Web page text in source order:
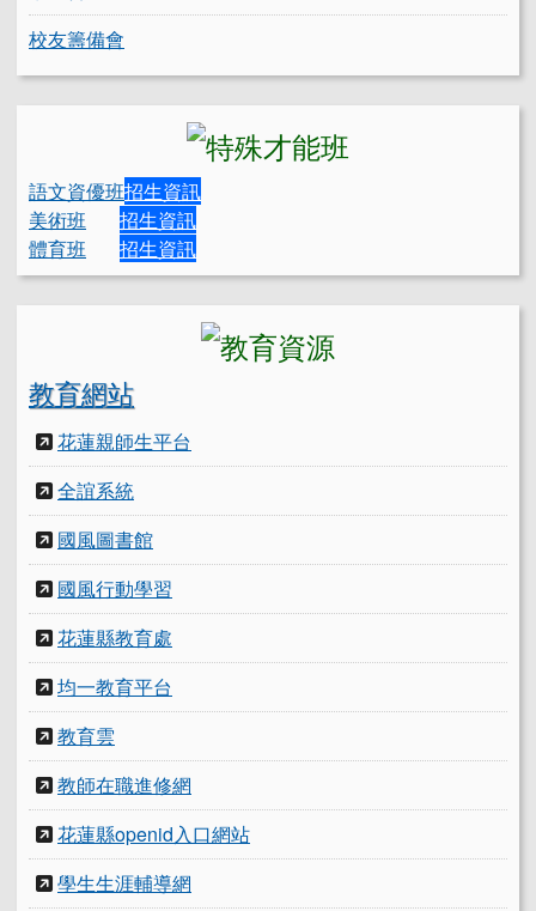
校友籌備會
語文資優班招生資訊
美術班
招生資訊
體育班
招生資訊
教育網站
花蓮親師生平台
全誼系統
國風圖書館
國風行動學習
花蓮縣教育處
均一教育平台
教育雲
教師在職進修網
花蓮縣openid入口網站
學生生涯輔導網